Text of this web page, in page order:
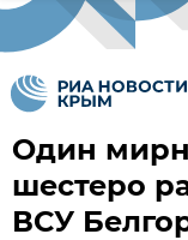
Один
шестеро
ВСУ